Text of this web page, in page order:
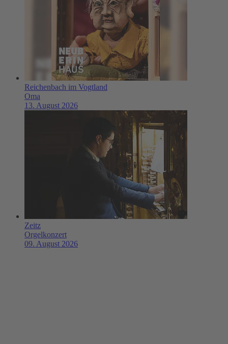
Reichenbach im Vogtland
Oma
13. August 2026
Zeitz
Orgelkonzert
09. August 2026